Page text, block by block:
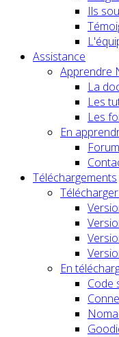
Ils
Assistance
Apprendre
La
Les
Les
En
Forum
Téléchargements
En
Code